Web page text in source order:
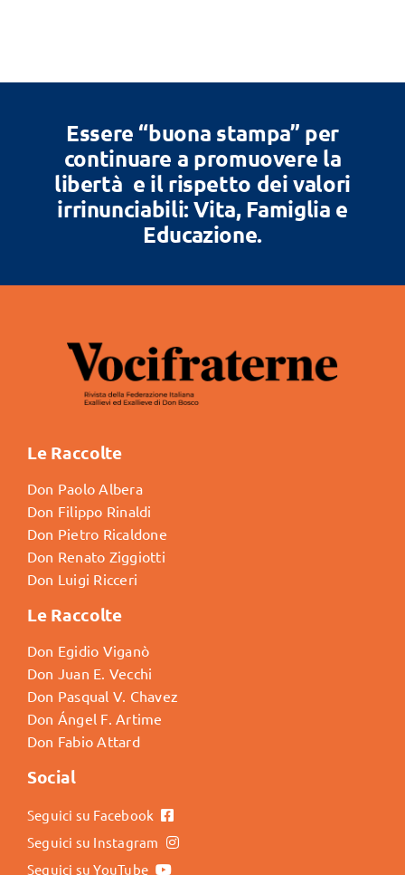
Essere “buona stampa” per
continuare a promuovere la
libertà e il rispetto dei valori
irrinunciabili: Vita, Famiglia e
Educazione.
Le Raccolte
Don Paolo Albera
Don Filippo Rinaldi
Don Pietro Ricaldone
Don Renato Ziggiotti
Don Luigi Ricceri
Le Raccolte
Don Egidio Viganò
Don Juan E. Vecchi
Don Pasqual V. Chavez
Don Ángel F. Artime
Don Fabio Attard
Social
Seguici su Facebook
Seguici su Instagram
Seguici su YouTube